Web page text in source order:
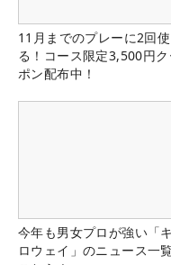
11月までのプレーに2回使
る！コース限定3,500円ク
ポン配布中！
今年も男女プロが強い「
ロウェイ」のニュース一